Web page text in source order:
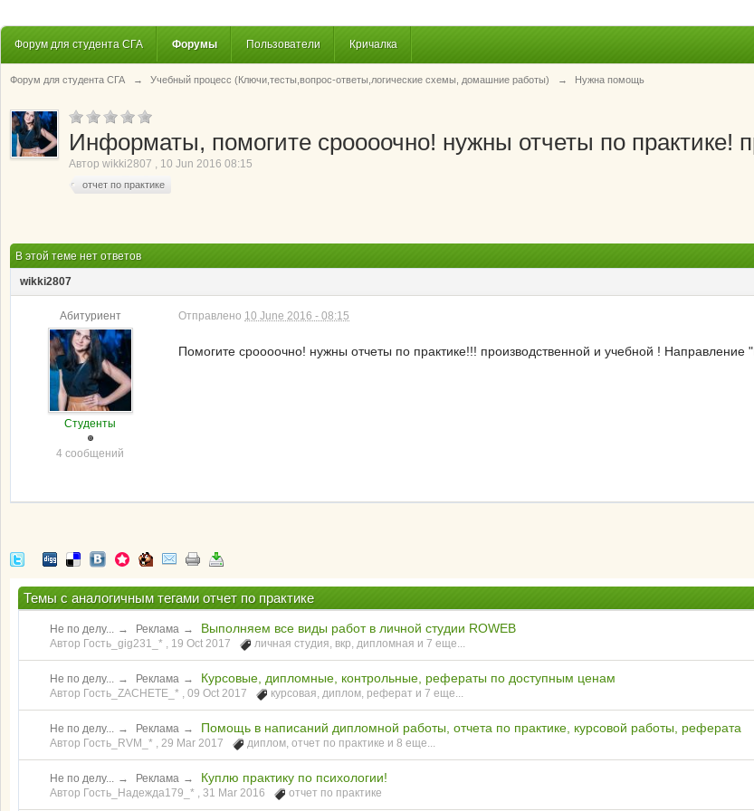
Форум для студента СГА Форумы Пользователи Кричалка
Форум для студента СГА → Учебный процесс (Ключи,тесты,вопрос-ответы,логические схемы, домашние работы) → Нужна помощь
Информаты, помогите сроооочно! нужны отчеты по практике!
Автор wikki2807 , 10 Jun 2016 08:15
отчет по практике
В этой теме нет ответов
wikki2807
Абитуриент
Студенты
4 сообщений
Отправлено 10 June 2016 - 08:15
Помогите сроооочно! нужны отчеты по практике!!! производственной и учебной ! Направление
Темы с аналогичным тегами отчет по практике
Не по делу... → Реклама → Выполняем все виды работ в личной студии ROWEB
Автор Гость_gig231_* , 19 Oct 2017 личная студия, вкр, дипломная и 7 еще...
Не по делу... → Реклама → Курсовые, дипломные, контрольные, рефераты по доступным ценам
Автор Гость_ZACHETE_* , 09 Oct 2017 курсовая, диплом, реферат и 7 еще...
Не по делу... → Реклама → Помощь в написаний дипломной работы, отчета по практике, курсовой работы, реферата
Автор Гость_RVM_* , 29 Mar 2017 диплом, отчет по практике и 8 еще...
Не по делу... → Реклама → Куплю практику по психологии!
Автор Гость_Надежда179_* , 31 Mar 2016 отчет по практике